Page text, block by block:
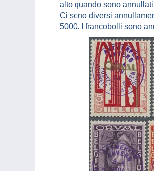
alto quando sono annullati.
Ci sono diversi
5000. I francobolli sono